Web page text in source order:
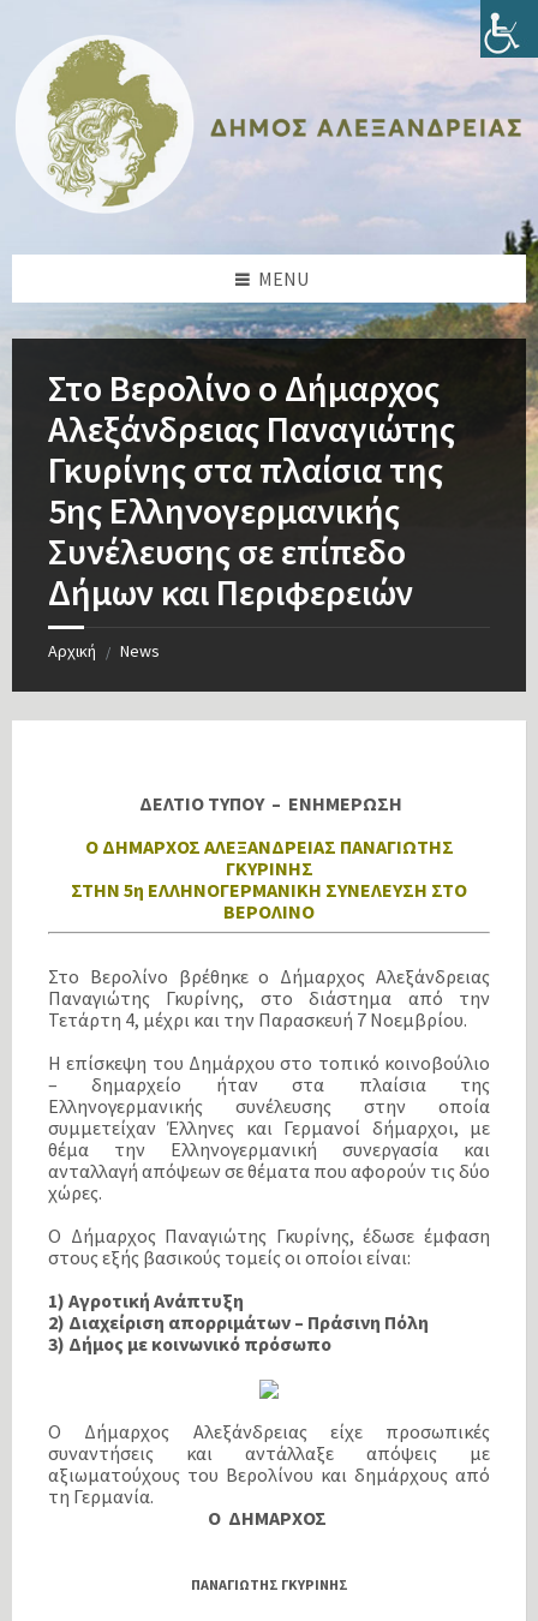
content
sidebar
sidebar
footer
MENU
Στο Βερολίνο ο Δήμαρχος
Αλεξάνδρειας Παναγιώτης
Γκυρίνης στα πλαίσια της
5ης Ελληνογερμανικής
Συνέλευσης σε επίπεδο
Δήμων και Περιφερειών
Αρχική / News
ΔΕΛΤΙΟ ΤΥΠΟΥ – ΕΝΗΜΕΡΩΣΗ
Ο ΔΗΜΑΡΧΟΣ ΑΛΕΞΑΝΔΡΕΙΑΣ ΠΑΝΑΓΙΩΤΗΣ
ΓΚΥΡΙΝΗΣ
ΣΤΗΝ 5η ΕΛΛΗΝΟΓΕΡΜΑΝΙΚΗ ΣΥΝΕΛΕΥΣΗ ΣΤΟ
ΒΕΡΟΛΙΝΟ
Στο Βερολίνο βρέθηκε ο Δήμαρχος Αλεξάνδρειας
Παναγιώτης Γκυρίνης, στο διάστημα από την
Τετάρτη 4, μέχρι και την Παρασκευή 7 Νοεμβρίου.
Η επίσκεψη του Δημάρχου στο τοπικό κοινοβούλιο
– δημαρχείο ήταν στα πλαίσια της
Ελληνογερμανικής συνέλευσης στην οποία
συμμετείχαν Έλληνες και Γερμανοί δήμαρχοι, με
θέμα την Ελληνογερμανική συνεργασία και
ανταλλαγή απόψεων σε θέματα που αφορούν τις δύο
χώρες.
Ο Δήμαρχος Παναγιώτης Γκυρίνης, έδωσε έμφαση
στους εξής βασικούς τομείς οι οποίοι είναι:
1) Αγροτική Ανάπτυξη
2) Διαχείριση απορριμάτων – Πράσινη Πόλη
3) Δήμος με κοινωνικό πρόσωπο
Ο Δήμαρχος Αλεξάνδρειας είχε προσωπικές
συναντήσεις και αντάλλαξε απόψεις με
αξιωματούχους του Βερολίνου και δημάρχους από
τη Γερμανία.
Ο ΔΗΜΑΡΧΟΣ
ΠΑΝΑΓΙΩΤΗΣ ΓΚΥΡΙΝΗΣ